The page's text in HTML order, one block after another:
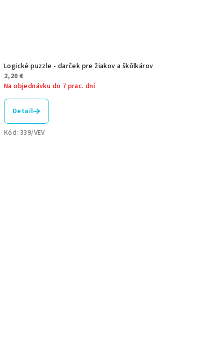
Logické puzzle - darček pre žiakov a škôlkárov
2,20 €
Na objednávku do 7 prac. dní
hodnotenie
produktu
je
5,0
Detail
Kód: 339/VEV